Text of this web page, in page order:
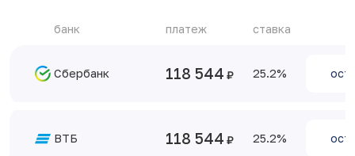
банк платеж ставка
Сбербанк 118 544 25.2
ВТБ 118 544 25.2